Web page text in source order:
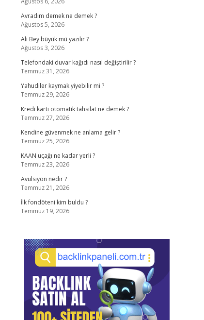
Avradım demek ne demek ?
Ağustos 5, 2026
Ali Bey büyük mü yazılır ?
Ağustos 3, 2026
Telefondaki duvar kağıdı nasıl değiştirilir ?
Temmuz 31, 2026
Yahudiler kaymak yiyebilir mi ?
Temmuz 29, 2026
Kredi kartı otomatik tahsilat ne demek ?
Temmuz 27, 2026
Kendine güvenmek ne anlama gelir ?
Temmuz 25, 2026
KAAN uçağı ne kadar yerli ?
Temmuz 23, 2026
Avulsiyon nedir ?
Temmuz 21, 2026
İlk fondöteni kim buldu ?
Temmuz 19, 2026